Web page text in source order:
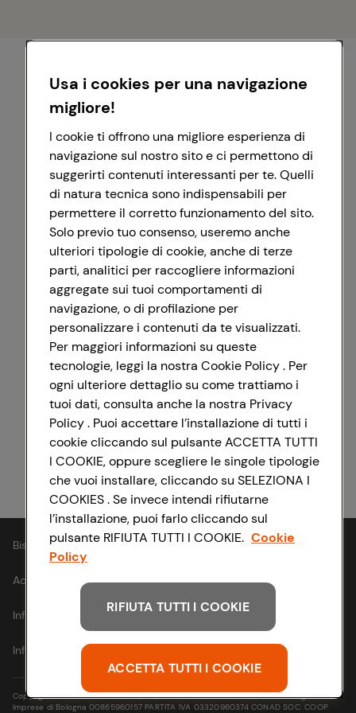
Registrati con Google
Registrati con Facebook
Registrati con Apple
Bisogno di aiuto?
Accessibilità
Informativa cookie
Informativa privacy
Copyright © 2021- Via Michelino, 59 | 40127 BOLOGNA Codice Fiscale e Registro
Imprese di Bologna 00865960157 PARTITA IVA 03320960374 CONAD SOC. COOP.
Usa i cookies per una navigazione
migliore!
I cookie ti offrono una migliore esperienza di
navigazione sul nostro sito e ci permettono di
suggerirti contenuti interessanti per te. Quelli
di natura tecnica sono indispensabili per
permettere il corretto funzionamento del sito.
Solo previo tuo consenso, useremo anche
ulteriori tipologie di cookie, anche di terze
parti, analitici per raccogliere informazioni
aggregate sui tuoi comportamenti di
navigazione, o di profilazione per
personalizzare i contenuti da te visualizzati.
Per maggiori informazioni su queste
tecnologie, leggi la nostra Cookie Policy . Per
ogni ulteriore dettaglio su come trattiamo i
tuoi dati, consulta anche la nostra Privacy
Policy . Puoi accettare l’installazione di tutti i
cookie cliccando sul pulsante ACCETTA TUTTI
I COOKIE, oppure scegliere le singole tipologie
che vuoi installare, cliccando su SELEZIONA I
COOKIES . Se invece intendi rifiutarne
l’installazione, puoi farlo cliccando sul
pulsante RIFIUTA TUTTI I COOKIE. Cookie
Policy
RIFIUTA TUTTI I COOKIE
ACCETTA TUTTI I COOKIE